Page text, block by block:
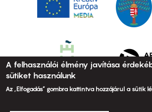
A felhasználói élmény javítása
sütiket használunk
Az „Elfogadás” gombra kattintva hozzájárul a sütik